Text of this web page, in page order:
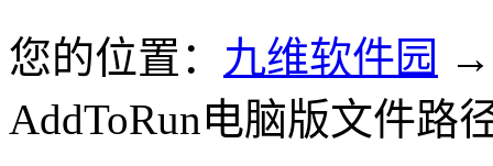
您的位置： 九维软件园
AddToRun电脑版文件路